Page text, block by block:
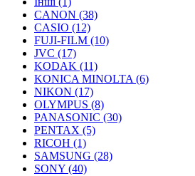
CANON (38)
CASIO (12)
FUJI-FILM (10)
JVC (17)
KODAK (11)
KONICA MINOLTA (6)
NIKON (17)
OLYMPUS (8)
PANASONIC (30)
PENTAX (5)
RICOH (1)
SAMSUNG (28)
SONY (40)